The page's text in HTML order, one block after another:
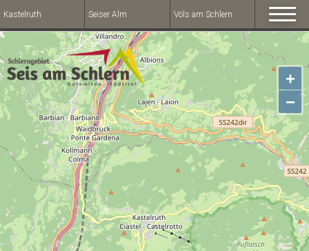
Kastelruth Seiser Alm Völs am Schlern
+
−